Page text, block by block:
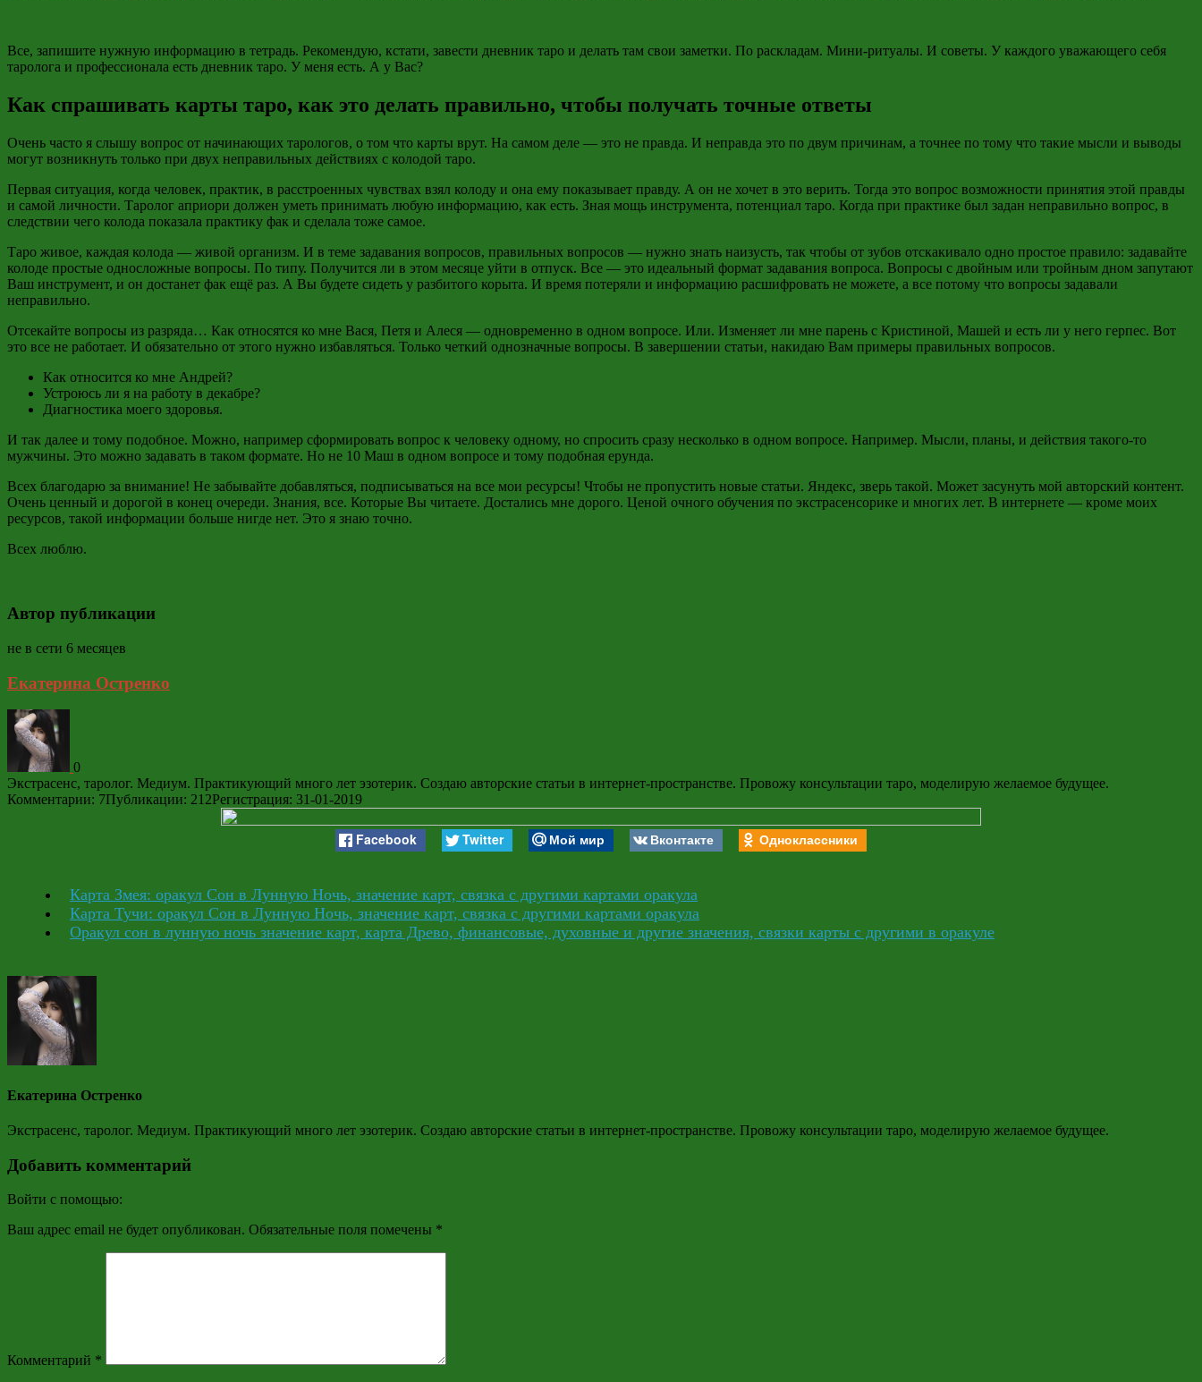
Все, запишите нужную информацию в тетрадь. Рекомендую, кстати, завести дневник таро и делать там свои заметки. По раскладам. Мини-ритуалы. И советы. У каждого уважающего себя
таролога и профессионала есть дневник таро. У меня есть. А у Вас?
Как спрашивать карты таро, как это делать правильно, чтобы получать точные ответы
Очень часто я слышу вопрос от начинающих тарологов, о том что карты врут. На самом деле — это не правда. И неправда это по двум причинам, а точнее по тому что такие мысли и выводы
могут возникнуть только при двух неправильных действиях с колодой таро.
Первая ситуация, когда человек, практик, в расстроенных чувствах взял колоду и она ему показывает правду. А он не хочет в это верить. Тогда это вопрос возможности принятия этой правды
и самой личности. Таролог априори должен уметь принимать любую информацию, как есть. Зная мощь инструмента, потенциал таро. Когда при практике был задан неправильно вопрос, в
следствии чего колода показала практику фак и сделала тоже самое.
Таро живое, каждая колода — живой организм. И в теме задавания вопросов, правильных вопросов — нужно знать наизусть, так чтобы от зубов отскакивало одно простое правило: задавайте
колоде простые односложные вопросы. По типу. Получится ли в этом месяце уйти в отпуск. Все — это идеальный формат задавания вопроса. Вопросы с двойным или тройным дном запутают
Ваш инструмент, и он достанет фак ещё раз. А Вы будете сидеть у разбитого корыта. И время потеряли и информацию расшифровать не можете, а все потому что вопросы задавали
неправильно.
Отсекайте вопросы из разряда… Как относятся ко мне Вася, Петя и Алеся — одновременно в одном вопросе. Или. Изменяет ли мне парень с Кристиной, Машей и есть ли у него герпес. Вот
это все не работает. И обязательно от этого нужно избавляться. Только четкий однозначные вопросы. В завершении статьи, накидаю Вам примеры правильных вопросов.
Как относится ко мне Андрей?
Устроюсь ли я на работу в декабре?
Диагностика моего здоровья.
И так далее и тому подобное. Можно, например сформировать вопрос к человеку одному, но спросить сразу несколько в одном вопросе. Например. Мысли, планы, и действия такого-то
мужчины. Это можно задавать в таком формате. Но не 10 Маш в одном вопросе и тому подобная ерунда.
Всех благодарю за внимание! Не забывайте добавляться, подписываться на все мои ресурсы! Чтобы не пропустить новые статьи. Яндекс, зверь такой. Может засунуть мой авторский контент.
Очень ценный и дорогой в конец очереди. Знания, все. Которые Вы читаете. Достались мне дорого. Ценой очного обучения по экстрасенсорике и многих лет. В интернете — кроме моих
ресурсов, такой информации больше нигде нет. Это я знаю точно.
Всех люблю.
Автор публикации
не в сети 6 месяцев
Екатерина Остренко
0
Экстрасенс, таролог. Медиум. Практикующий много лет эзотерик. Создаю авторские статьи в интернет-пространстве. Провожу консультации таро, моделирую желаемое будущее.
Комментарии: 7Публикации: 212Регистрация: 31-01-2019
Facebook Twitter Мой мир Вконтакте Одноклассники
Карта Змея: оракул Сон в Лунную Ночь, значение карт, связка с другими картами оракула
Карта Тучи: оракул Сон в Лунную Ночь, значение карт, связка с другими картами оракула
Оракул сон в лунную ночь значение карт, карта Древо, финансовые, духовные и другие значения, связки карты с другими в оракуле
Екатерина Остренко
Экстрасенс, таролог. Медиум. Практикующий много лет эзотерик. Создаю авторские статьи в интернет-пространстве. Провожу консультации таро, моделирую желаемое будущее.
Добавить комментарий
Войти с помощью:
Ваш адрес email не будет опубликован. Обязательные поля помечены *
Комментарий *